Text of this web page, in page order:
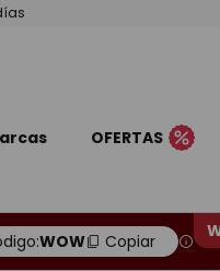
OFERTAS
WOW Copiar